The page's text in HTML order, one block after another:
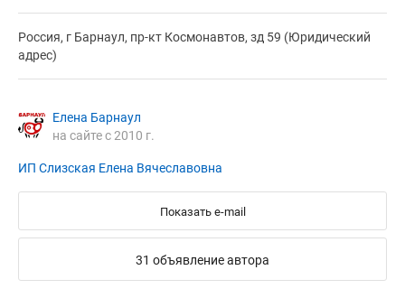
Россия, г Барнаул, пр-кт Космонавтов, зд 59 (Юридический
адрес)
Елена Барнаул
на сайте с 2010 г.
ИП Слизская Елена Вячеславовна
Показать e-mail
31 объявление автора